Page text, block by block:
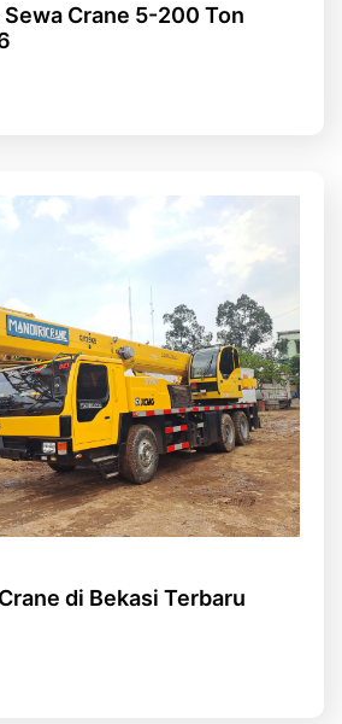
Crane 5-200 Ton
di Bekasi Terbaru